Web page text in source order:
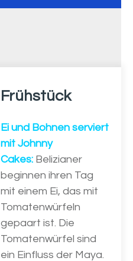
Frühstück
Ei und Bohnen serviert
mit Johnny
Cakes: Belizianer
beginnen ihren Tag
mit einem Ei, das mit
Tomatenwürfeln
gepaart ist. Die
Tomatenwürfel sind
ein Einfluss der Maya.